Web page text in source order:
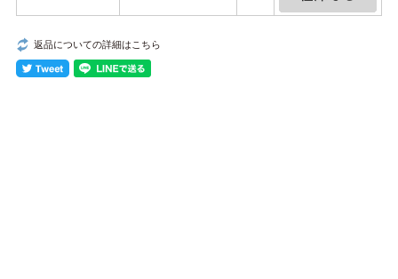
返品についての詳細はこちら